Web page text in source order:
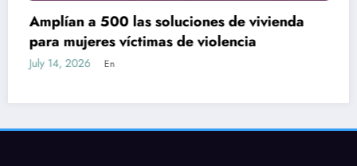
de vivienda
Nueva Ley de Empleo: